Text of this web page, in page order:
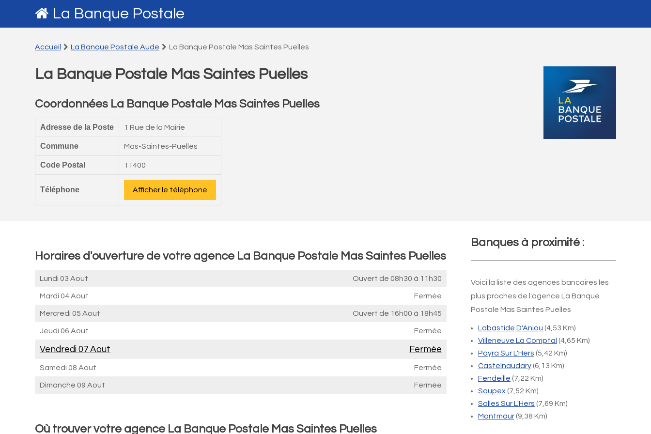
La Banque Postale
Accueil La Banque Postale Aude La Banque Postale Mas Saintes Puelles
La Banque Postale Mas Saintes Puelles
Coordonnées La Banque Postale Mas Saintes Puelles
Adresse de la Poste 1 Rue de la Mairie
Commune Mas-Saintes-Puelles
Code Postal 11400
Téléphone Afficher le téléphone
Horaires d'ouverture de votre agence La Banque Postale Mas Saintes Puelles
Lundi 03 Aout Ouvert de 08h30 à 11h30
Mardi 04 Aout Fermée
Mercredi 05 Aout Ouvert de 16h00 à 18h45
Jeudi 06 Aout Fermée
Vendredi 07 Aout Fermée
Samedi 08 Aout Fermée
Dimanche 09 Aout Fermée
Où trouver votre agence La Banque Postale Mas Saintes Puelles
Banques à proximité :
Voici la liste des agences bancaires les
plus proches de l'agence La Banque
Postale Mas Saintes Puelles
Labastide D'Anjou (4,53 Km)
Villeneuve La Comptal (4,65 Km)
Payra Sur L'Hers (5,42 Km)
Castelnaudary(6,13 Km)
Fendeille (7,22 Km)
Soupex(7,52 Km)
Salles Sur L'Hers (7,69 Km)
Montmaur(9,38 Km)